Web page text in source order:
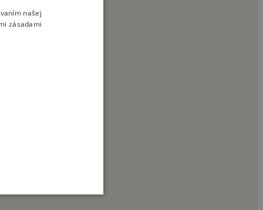
prekvapiť
našej
zásadami